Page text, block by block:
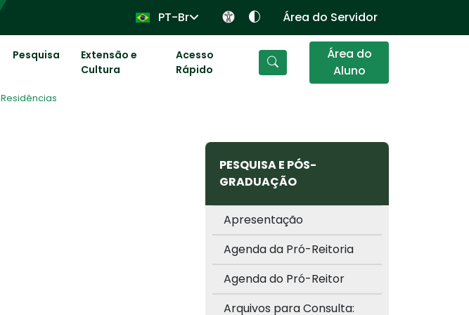
PT-Br Área do Servidor
Pesquisa
Extensão e
Cultura
Acesso
Rápido
Área do
Aluno
Residências
PESQUISA E PÓS-
GRADUAÇÃO
Apresentação
Agenda da Pró-Reitoria
Agenda do Pró-Reitor
Arquivos para Consulta: